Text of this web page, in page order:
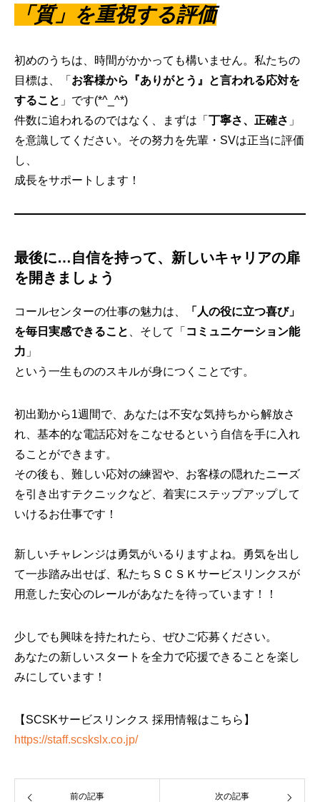
「質」を重視する評価
初めのうちは、時間がかかっても構いません。私たちの
目標は、「 お客様から『ありがとう』と言われる応対を
すること 」です(*^_^*)
件数に追われるのではなく、まずは「 丁寧さ、正確さ 」
を意識してください。その努力を先輩・SVは正当に評価
し、
成長をサポートします！
最後に…自信を持って、新しいキャリアの扉
を開きましょう
コールセンターの仕事の魅力は、
「人の役に立つ喜び」
を毎日実感できること
、そして「 コミュニケーション能
力 」
という一生もののスキルが身につくことです。
初出勤から1週間で、あなたは不安な気持ちから解放さ
れ、基本的な電話応対をこなせるという自信を手に入れ
ることができます。
その後も、難しい応対の練習や、お客様の隠れたニーズ
を引き出すテクニックなど、着実にステップアップして
いけるお仕事です！
新しいチャレンジは勇気がいるりますよね。勇気を出し
て一歩踏み出せば、私たちＳＣＳＫサービスリンクスが
用意した安心のレールがあなたを待っています！！
少しでも興味を持たれたら、ぜひご応募ください。
あなたの新しいスタートを全力で応援できることを楽し
みにしています！
【SCSKサービスリンクス 採用情報はこちら】
https://staff.scskslx.co.jp/
前の記事 次の記事